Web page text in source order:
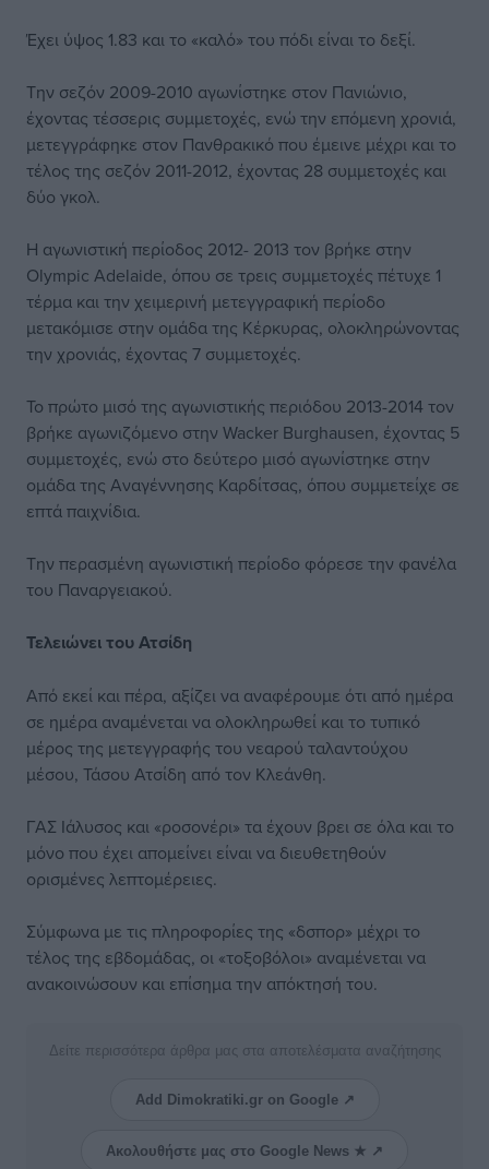
Έχει ύψος 1.83 και το «καλό» του πόδι είναι το δεξί.
Την σεζόν 2009-2010 αγωνίστηκε στον Πανιώνιο,
έχοντας τέσσερις συμμετοχές, ενώ την επόμενη χρονιά,
μετεγγράφηκε στον Πανθρακικό που έμεινε μέχρι και το
τέλος της σεζόν 2011-2012, έχοντας 28 συμμετοχές και
δύο γκολ.
Η αγωνιστική περίοδος 2012- 2013 τον βρήκε στην
Olympic Adelaide, όπου σε τρεις συμμετοχές πέτυχε 1
τέρμα και την χειμερινή μετεγγραφική περίοδο
μετακόμισε στην ομάδα της Κέρκυρας, ολοκληρώνοντας
την χρονιάς, έχοντας 7 συμμετοχές.
Το πρώτο μισό της αγωνιστικής περιόδου 2013-2014 τον
βρήκε αγωνιζόμενο στην Wacker Burghausen, έχοντας 5
συμμετοχές, ενώ στο δεύτερο μισό αγωνίστηκε στην
ομάδα της Αναγέννησης Καρδίτσας, όπου συμμετείχε σε
επτά παιχνίδια.
Την περασμένη αγωνιστική περίοδο φόρεσε την φανέλα
του Παναργειακού.
Τελειώνει του Ατσίδη
Από εκεί και πέρα, αξίζει να αναφέρουμε ότι από ημέρα
σε ημέρα αναμένεται να ολοκληρωθεί και το τυπικό
μέρος της μετεγγραφής του νεαρού ταλαντούχου
μέσου, Τάσου Ατσίδη από τον Κλεάνθη.
ΓΑΣ Ιάλυσος και «ροσονέρι» τα έχουν βρει σε όλα και το
μόνο που έχει απομείνει είναι να διευθετηθούν
ορισμένες λεπτομέρειες.
Σύμφωνα με τις πληροφορίες της «δσπορ» μέχρι το
τέλος της εβδομάδας, οι «τοξοβόλοι» αναμένεται να
ανακοινώσουν και επίσημα την απόκτησή του.
Δείτε περισσότερα άρθρα μας στα αποτελέσματα αναζήτησης
Add Dimokratiki.gr on Google ↗
Ακολουθήστε μας στο Google News ★ ↗